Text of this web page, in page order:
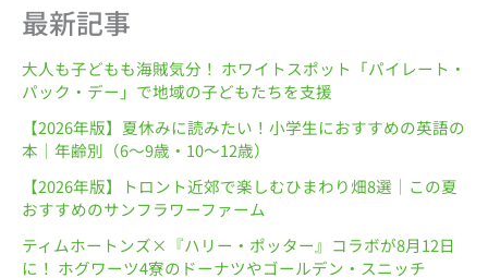
最新記事
大人も子どもも海賊気分！ ホワイトスポット「パイレート・
パック・デー」で地域の子どもたちを支援
【2026年版】夏休みに読みたい！小学生におすすめの英語の
本｜年齢別（6〜9歳・10〜12歳）
【2026年版】トロント近郊で楽しむひまわり畑8選｜この夏
おすすめのサンフラワーファーム
ティムホートンズ×『ハリー・ポッター』コラボが8月12日
に！ ホグワーツ4寮のドーナツやゴールデン・スニッチ